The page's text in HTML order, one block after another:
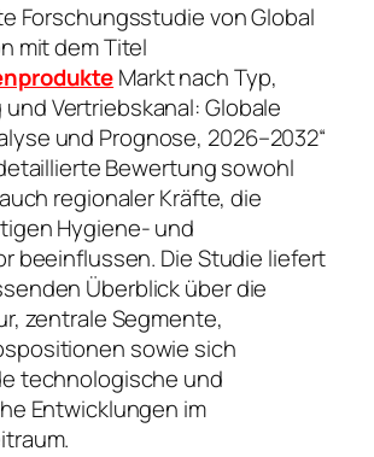
Forschungsstudie von Global
mit dem Titel
Markt nach Typ,
Vertriebskanal: Globale
und Prognose, 2026–2032“
Bewertung sowohl
regionaler Kräfte, die
Hygiene- und
beeinflussen. Die Studie liefert
Überblick über die
zentrale Segmente,
sowie sich
technologische und
Entwicklungen im